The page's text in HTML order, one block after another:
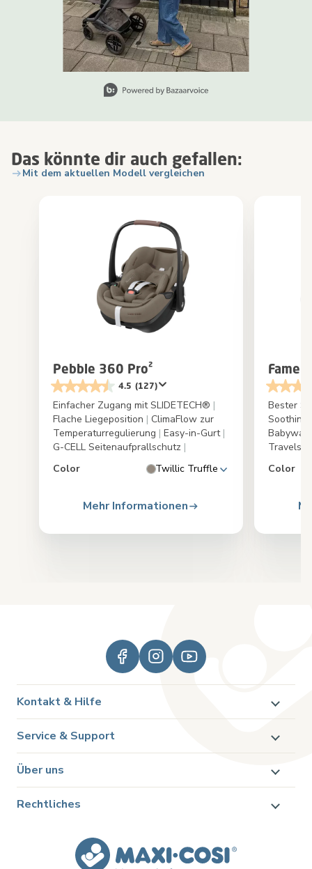
Das könnte dir auch gefallen:
Mit dem aktuellen Modell vergleichen
Pebble 360 Pro²
4.5 (127)
Einfacher Zugang mit SLIDETECH® |
Flache Liegeposition | ClimaFlow zur
Temperaturregulierung | Easy-in-Gurt |
G-CELL Seitenaufprallschutz |
Color
Twillic Truffle
Mehr Informationen
Fame
Bester
Color
Kontakt & Hilfe
Service & Support
Über uns
Rechtliches